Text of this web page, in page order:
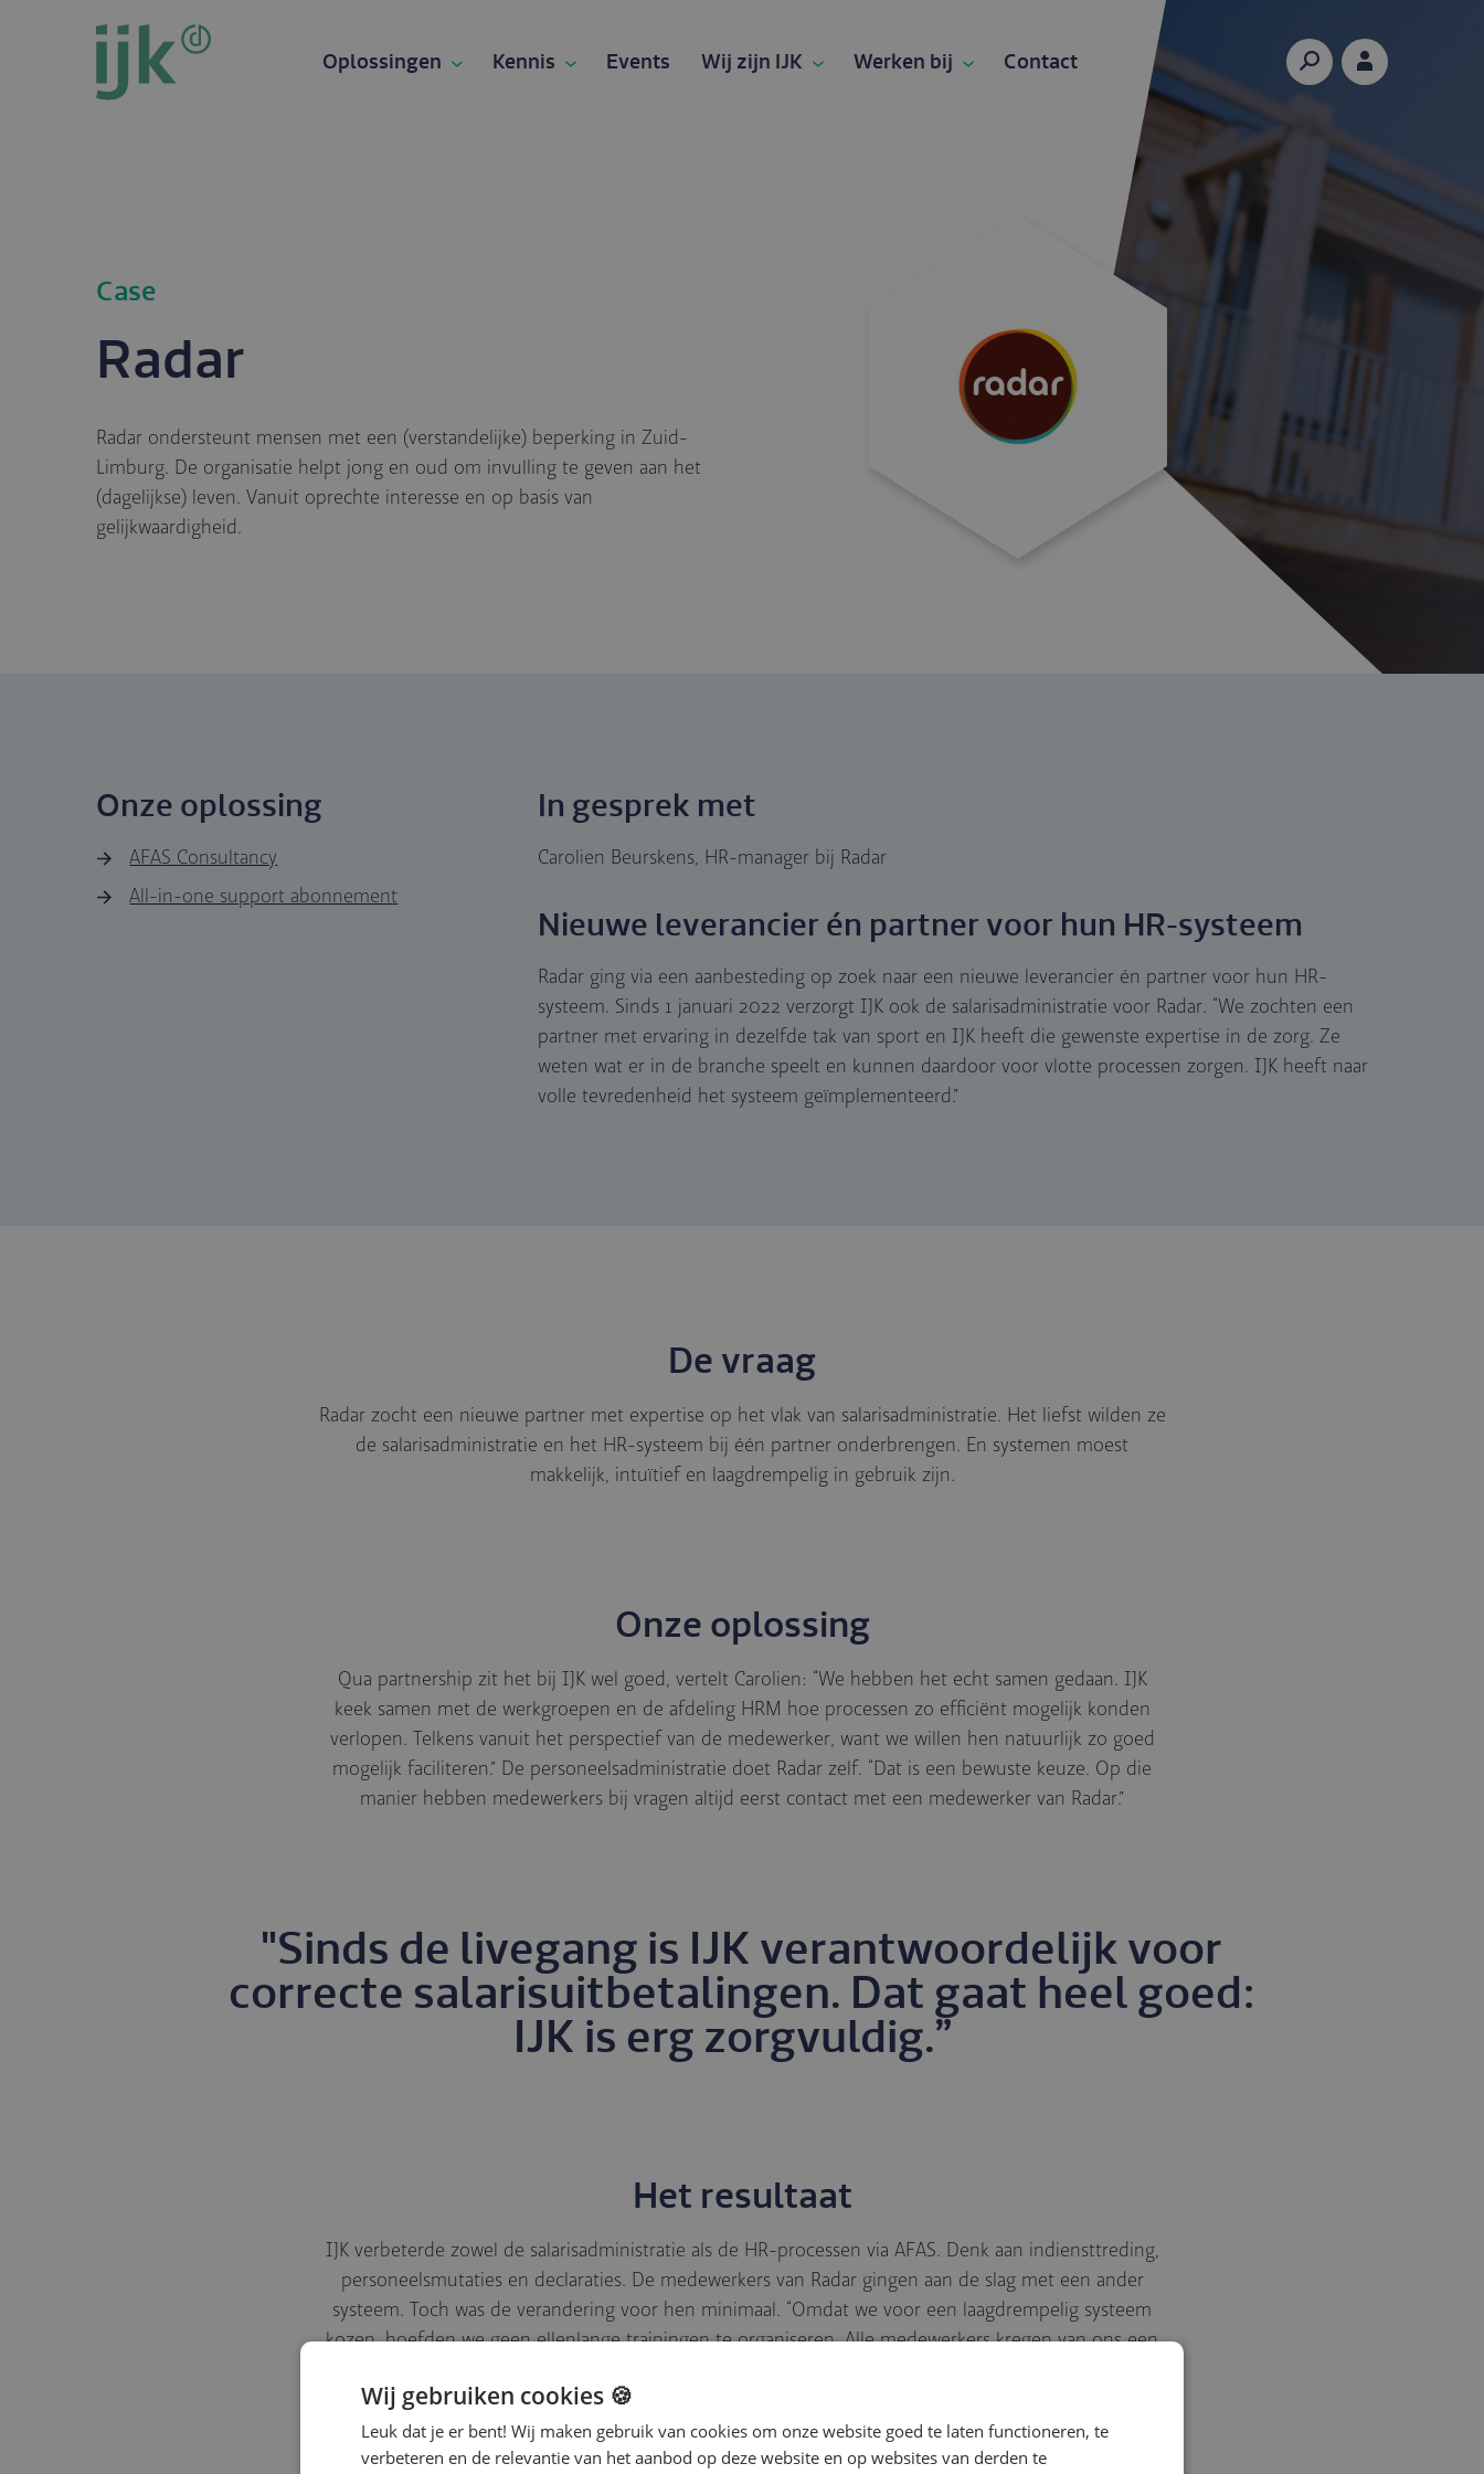
Oplossingen Kennis Events Wij zijn IJK Werken bij Contact
Case
Radar
Radar ondersteunt mensen met een (verstandelijke) beperking in Zuid-
Limburg. De organisatie helpt jong en oud om invulling te geven aan het
(dagelijkse) leven. Vanuit oprechte interesse en op basis van
gelijkwaardigheid.
Onze oplossing
AFAS Consultancy
All-in-one support abonnement
In gesprek met
Carolien Beurskens, HR-manager bij Radar
Nieuwe leverancier én partner voor hun HR-systeem
Radar ging via een aanbesteding op zoek naar een nieuwe leverancier én partner voor hun HR-
systeem. Sinds 1 januari 2022 verzorgt IJK ook de salarisadministratie voor Radar. “We zochten een
partner met ervaring in dezelfde tak van sport en IJK heeft die gewenste expertise in de zorg. Ze
weten wat er in de branche speelt en kunnen daardoor voor vlotte processen zorgen. IJK heeft naar
volle tevredenheid het systeem geïmplementeerd.”
De vraag
Radar zocht een nieuwe partner met expertise op het vlak van salarisadministratie. Het liefst wilden ze
de salarisadministratie en het HR-systeem bij één partner onderbrengen. En systemen moest
makkelijk, intuïtief en laagdrempelig in gebruik zijn.
Onze oplossing
Qua partnership zit het bij IJK wel goed, vertelt Carolien: “We hebben het echt samen gedaan. IJK
keek samen met de werkgroepen en de afdeling HRM hoe processen zo efficiënt mogelijk konden
verlopen. Telkens vanuit het perspectief van de medewerker, want we willen hen natuurlijk zo goed
mogelijk faciliteren.” De personeelsadministratie doet Radar zelf. “Dat is een bewuste keuze. Op die
manier hebben medewerkers bij vragen altijd eerst contact met een medewerker van Radar.”
"Sinds de livegang is IJK verantwoordelijk voor
correcte salarisuitbetalingen. Dat gaat heel goed:
IJK is erg zorgvuldig.”
Het resultaat
IJK verbeterde zowel de salarisadministratie als de HR-processen via AFAS. Denk aan indiensttreding,
personeelsmutaties en declaraties. De medewerkers van Radar gingen aan de slag met een ander
systeem. Toch was de verandering voor hen minimaal. “Omdat we voor een laagdrempelig systeem
kozen, hoefden we geen ellenlange trainingen te organiseren. Alle medewerkers kregen van ons een
meteen aan de slag. Het heeft goed uitgepakt, er waren amper vragen.”
Wij gebruiken cookies 🍪
Leuk dat je er bent! Wij maken gebruik van cookies om onze website goed te laten functioneren, te
verbeteren en de relevantie van het aanbod op deze website en op websites van derden te